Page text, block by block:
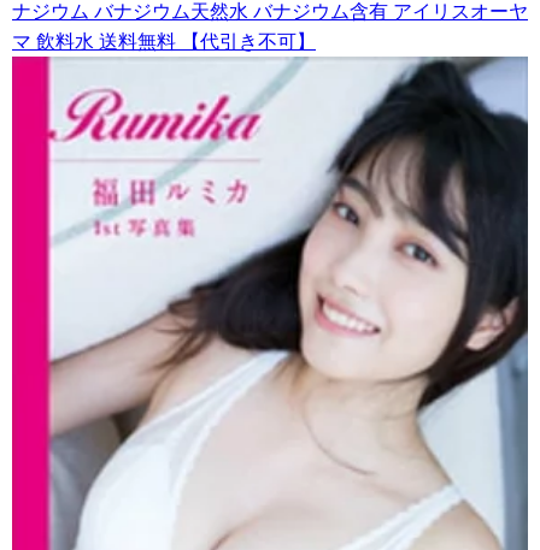
ナジウム バナジウム天然水 バナジウム含有 アイリスオーヤ
マ 飲料水 送料無料 【代引き不可】